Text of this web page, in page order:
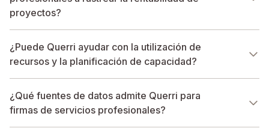
proyectos?
¿Puede Querri ayudar con la utilización de
recursos y la planificación de capacidad?
¿Qué fuentes de datos admite Querri para
firmas de servicios profesionales?